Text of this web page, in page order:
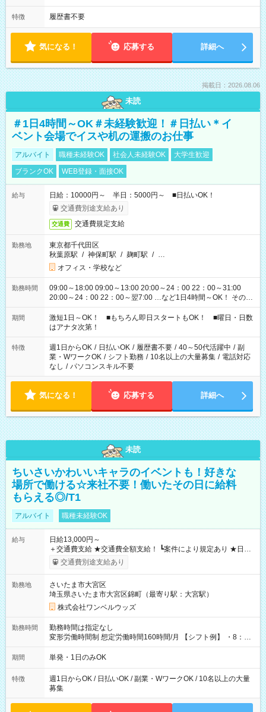
特徴 履歴書不要
気になる！ 応募する 詳細へ
掲載日：2026.08.06
未読
＃1日4時間～OK＃未経験歓迎！＃日払い＊イ
ベント会場でイスや机の運搬のお仕事
アルバイト 職種未経験OK 社会人未経験OK
大学生歓迎
ブランクOK
WEB登録・面接OK
給与
日給：10000円～ 半日：5000円～ ■日払いOK！
交通費別途支給あり
交通費 交通費規定支給
勤務地
東京都千代田区
秋葉原駅 / 神保町駅 / 麹町駅 / …
オフィス・学校など
勤務時間
09:00～18:00 09:00～13:00 20:00～24：00 22：00～31:00
20:00～24：00 22：00～翌7:00 …など1日4時間～OK！ その他
シフトもございます！ お気軽にご相談ください！
期間
激短1日～OK！ ■もちろん即日スタートもOK！ ■曜日・日数
はアナタ次第！
特徴 週1日からOK / 日払いOK / 履歴書不要 / 40～50代活躍中 / 副
業・WワークOK / シフト勤務 / 10名以上の大量募集 / 電話対応
なし / パソコンスキル不要
気になる！ 応募する 詳細へ
未読
ちいさいかわいいキャラのイベントも！好きな
場所で働ける☆来社不要！働いたその日に給料
もらえる◎/T1
アルバイト 職種未経験OK
給与
日給13,000円～
＋交通費支給 ★交通費全額支給！ ┗案件により規定あり ★日払
いOK！（規定あり） ┗働いたその日に現金GET♪ お仕事後はコ
ンビニATMから 日払い分を引き落とせます！ 【試用期間】試
交通費別途支給あり
勤務地
さいたま市大宮区
埼玉県さいたま市大宮区錦町（最寄り駅：大宮駅）
株式会社ワンベルウッズ
勤務時間
勤務時間は指定なし
変形労働時間制 想定労働時間160時間/月 【シフト例】 ・8：00
～21：00
期間 単発・1日のみOK
特徴
週1日からOK / 日払いOK / 副業・WワークOK / 10名以上の大量
募集